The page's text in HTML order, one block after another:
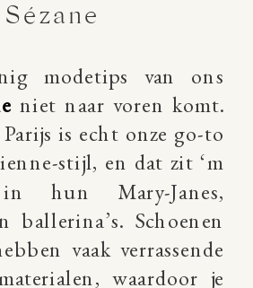
Sézane
modetips van ons
niet naar voren komt.
is echt onze go-to
stijl, en dat zit ‘m
hun Mary-Janes,
ballerina’s. Schoenen
vaak verrassende
waardoor je